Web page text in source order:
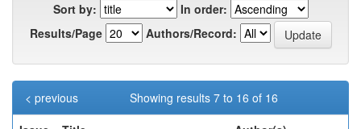
Sort by:
In order:
Results/Page
Authors/Record:
Showing results 7 to 16 of 16
< previous